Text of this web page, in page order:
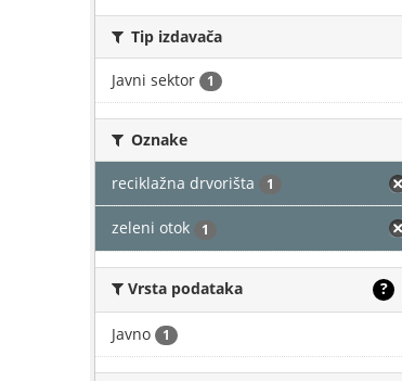
Tip izdavača
Javni sektor 1
Oznake
reciklažna drvorišta 1
zeleni otok 1
Vrsta podataka ?
Javno 1